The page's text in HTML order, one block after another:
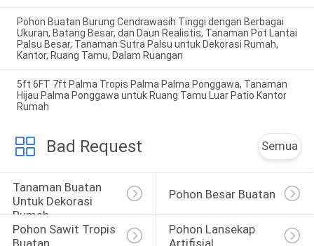
Pohon Buatan Burung Cendrawasih Tinggi dengan Berbagai
Ukuran, Batang Besar, dan Daun Realistis, Tanaman Pot Lantai
Palsu Besar, Tanaman Sutra Palsu untuk Dekorasi Rumah,
Kantor, Ruang Tamu, Dalam Ruangan
5ft 6FT 7ft Palma Tropis Palma Palma Ponggawa, Tanaman
Hijau Palma Ponggawa untuk Ruang Tamu Luar Patio Kantor
Rumah
Bad Request Semua
Tanaman Buatan
Untuk Dekorasi
Rumah
Pohon Besar Buatan
Pohon Sawit Tropis
Pohon Lansekap